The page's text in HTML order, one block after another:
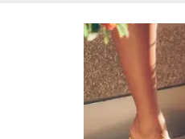
Oda minšta, lengvūs, patogūs;